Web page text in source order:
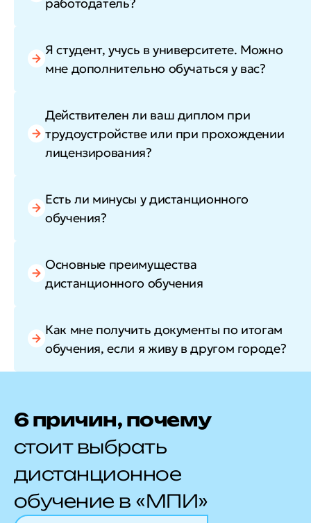
Я студент, учусь в университете. Можно
мне дополнительно обучаться у вас?
Действителен ли ваш диплом при
трудоустройстве или при прохождении
лицензирования?
Есть ли минусы у дистанционного
обучения?
Основные преимущества
дистанционного обучения
Как мне получить документы по итогам
обучения, если я живу в другом городе?
6 причин, почему
стоит выбрать
дистанционное
обучение в «МПИ»